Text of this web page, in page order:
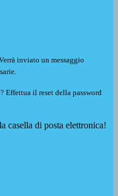
inviato un messaggio
Effettua il reset della password
casella di posta elettronica!